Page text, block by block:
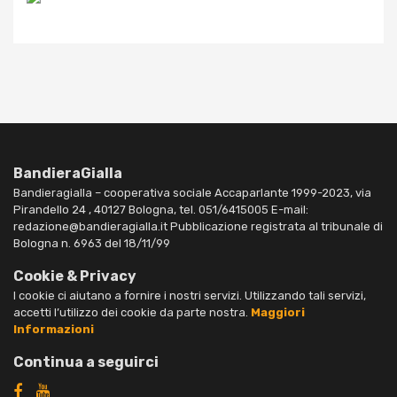
BandieraGialla
Bandieragialla – cooperativa sociale Accaparlante 1999-2023, via
Pirandello 24 , 40127 Bologna, tel. 051/6415005 E-mail:
redazione@bandieragialla.it Pubblicazione registrata al tribunale di
Bologna n. 6963 del 18/11/99
Cookie & Privacy
I cookie ci aiutano a fornire i nostri servizi. Utilizzando tali servizi,
accetti l’utilizzo dei cookie da parte nostra. Maggiori
Informazioni
Continua a seguirci